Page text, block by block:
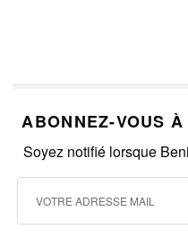
ABONNEZ-VOUS
Soyez notifié lorsque